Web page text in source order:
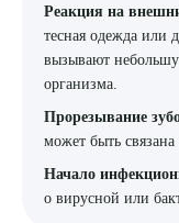
Реакция на
тесная одежда или
вызывают
организма.
Прорезывание
может быть
Начало
о вирусной или